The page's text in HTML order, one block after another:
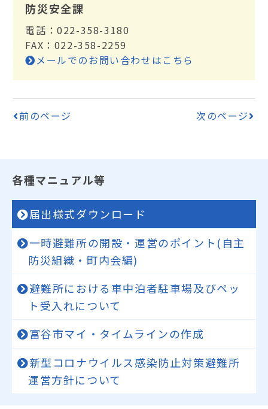
防災安全課
電話：022-358-3180
FAX：022-358-2259
メールでのお問い合わせはこちら
前のページ 次のページ
各種マニュアル等
届出様式ダウンロード
一時避難所の開設・運営のポイント(自主
防災組織・町内会編)
避難所における車中泊者駐車場及びペッ
ト受入れについて
富谷市マイ・タイムラインの作成
新型コロナウイルス感染防止対策避難所
運営方針について